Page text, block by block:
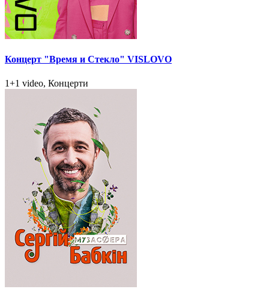
Концерт "Время и Стекло" VISLOVO
1+1 video, Концерти